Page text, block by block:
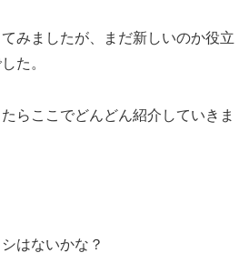
みましたが、まだ新しいのか役立
た。
らここでどんどん紹介していきま
はないかな？